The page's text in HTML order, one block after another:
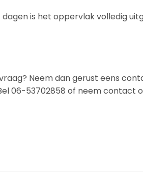
is het oppervlak volledig
Neem dan gerust eens
06-53702858 of neem contact